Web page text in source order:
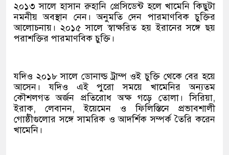
২০১৩ সালে হাসান রুহানি প্রেসিডেন্ট হলে খামেনি কিছুটা
নমনীয় অবস্থান নেন। অনুমতি দেন পারমাণবিক চুক্তির
আলোচনায়। ২০১৫ সালে স্বাক্ষরিত হয় ইরানের সঙ্গে ছয়
পরাশক্তির পারমাণবিক চুক্তি।
যদিও ২০১৮ সালে ডোনাল্ড ট্রাম্প ওই চুক্তি থেকে বের হয়ে
আসেন। যদিও এই পুরো সময়ে খামেনির অন্যতম
কৌশলগত অর্জন প্রতিরোধ অক্ষ গড়ে তোলা। সিরিয়া,
ইরাক, লেবানন, ইয়েমেন ও ফিলিস্তিনে প্রভাবশালী
গোষ্ঠীগুলোর সঙ্গে সামরিক ও আদর্শিক সম্পর্ক তৈরি করেন
খামেনি।